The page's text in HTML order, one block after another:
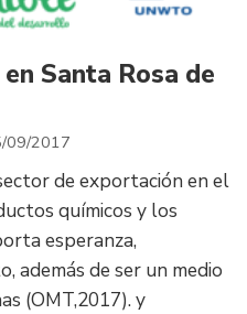
Santa Rosa de
09/2017
de exportación en el
químicos y los
esperanza,
además de ser un medio
(OMT,2017). y